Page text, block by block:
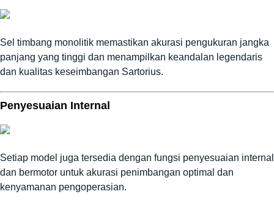
Sel timbang monolitik memastikan akurasi pengukuran jangka
panjang yang tinggi dan menampilkan keandalan legendaris
dan kualitas keseimbangan Sartorius.
Penyesuaian Internal
Setiap model juga tersedia dengan fungsi penyesuaian internal
dan bermotor untuk akurasi penimbangan optimal dan
kenyamanan pengoperasian.